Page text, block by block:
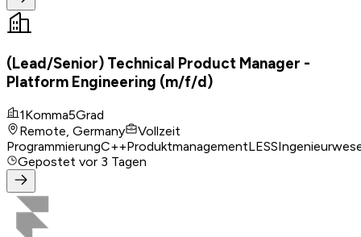
(Lead/Senior) Technical Product Manager -
Platform Engineering (m/f/d)
1Komma5Grad
Remote, Germany
Vollzeit
ProgrammierungC++ProduktmanagementLESS
Gepostet vor 3 Tagen